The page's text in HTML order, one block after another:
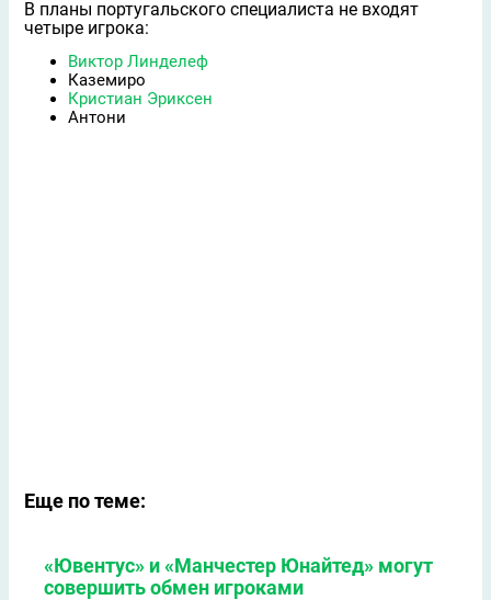
В планы португальского специалиста не входят
четыре игрока:
Виктор Линделеф
Каземиро
Кристиан Эриксен
Антони
Еще по теме:
«Ювентус» и «Манчестер Юнайтед» могут
совершить обмен игроками